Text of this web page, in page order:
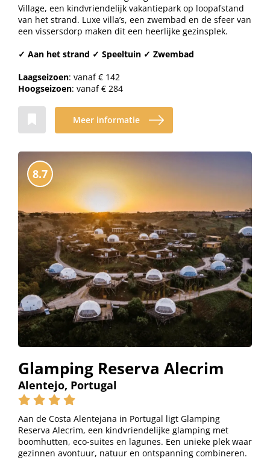
Village, een kindvriendelijk vakantiepark op loopafstand
van het strand. Luxe villa’s, een zwembad en de sfeer van
een vissersdorp maken dit een heerlijke gezinsplek.
✓ Aan het strand ✓ Speeltuin ✓ Zwembad
Laagseizoen: vanaf € 142
Hoogseizoen: vanaf € 284
Meer informatie
8.7
Glamping Reserva Alecrim
Alentejo, Portugal
Aan de Costa Alentejana in Portugal ligt Glamping
Reserva Alecrim, een kindvriendelijke glamping met
boomhutten, eco-suites en lagunes. Een unieke plek waar
gezinnen avontuur, natuur en ontspanning combineren.